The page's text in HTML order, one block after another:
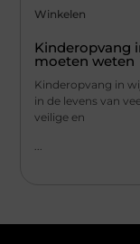
Winkelen
Kinderopvang
moeten weten
Kinderopvang in
in de levens van
veilige en
...